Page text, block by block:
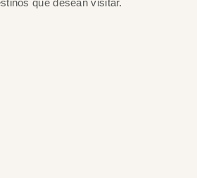
que desean visitar.